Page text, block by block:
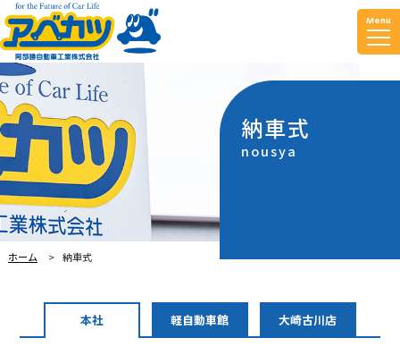
Menu
納車式
nousya
ホーム 納車式
本社 軽自動車館 大崎古川店